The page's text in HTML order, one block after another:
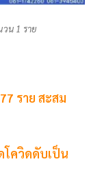
น 1 ราย
ราย สะสม
โควิดดับเป็น